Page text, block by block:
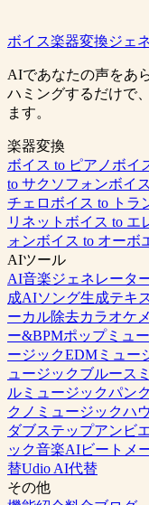
無料で始める
ボイス楽器変換ジェ
AIであなたの声をあ
ハミングするだけで
ます。
楽器変換
ボイス to ピアノ ボイ
to サクソフォンボイ
チェロ ボイス to トラ
リネット ボイス to エ
ォンボイス to オーボ
AIツール
AI音楽ジェネレータ
成AIソング生成テキ
ーカル除去カラオケ
ー&BPMポップミュ
ージックEDMミュー
ュージックブルース
ルミュージックパン
クノミュージックハ
ダブステップアンビ
ック音楽AIビートメ
替Udio AI代替
その他